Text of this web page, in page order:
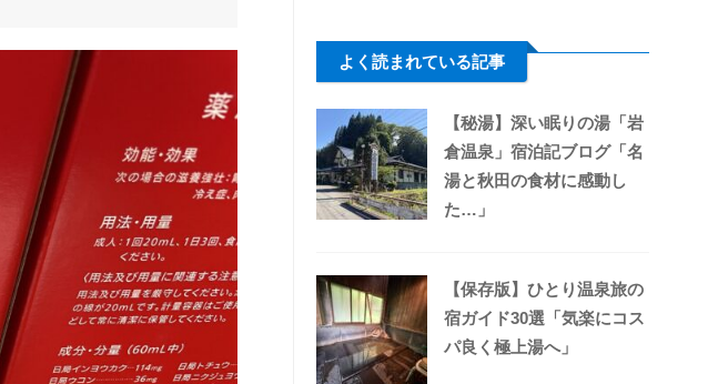
よく読まれている記事
【秘湯】深い眠りの湯「岩
倉温泉」宿泊記ブログ「名
湯と秋田の食材に感動し
た…」
【保存版】ひとり温泉旅の
宿ガイド30選「気楽にコス
パ良く極上湯へ」